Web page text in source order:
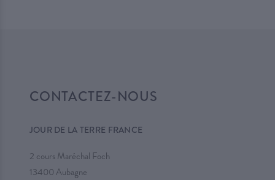
CONTACTEZ-NOUS
JOUR DE LA TERRE FRANCE
2 cours Maréchal Foch
13400 Aubagne